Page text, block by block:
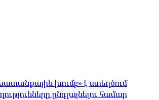
խումբ» է ստեղծում
ընդլայնելու համար